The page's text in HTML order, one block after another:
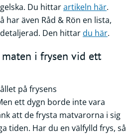
Du hittarartikeln här.
har även Råd & Rön en lista,
Den hittardu här.
i frysen vid ett
på frysens
ett dygn borde inte vara
att de frysta matvarorna i sig
tiden. Har du en välfylld frys, så